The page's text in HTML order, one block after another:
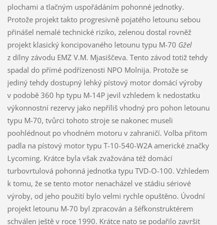
plochami a tlačným uspořádáním pohonné jednotky.
Protože projekt takto progresivně pojatého letounu sebou
přinášel nemalé technické riziko, zelenou dostal rovněž
projekt klasický koncipovaného letounu typu M-70 Gžel
z dílny závodu EMZ V.M. Mjasiščeva. Tento závod totiž tehdy
spadal do přímé podřízenosti NPO Molnija. Protože se
jediný tehdy dostupný lehký pístový motor domácí výroby
v podobě 360 hp typu M-14P jevil vzhledem k nedostatku
výkonnostní rezervy jako nepříliš vhodný pro pohon letounu
typu M-70, tvůrci tohoto stroje se nakonec museli
poohlédnout po vhodném motoru v zahraničí. Volba přitom
padla na pístový motor typu T-10-540-W2A americké značky
Lycoming. Krátce byla však zvažována též domácí
turbovrtulová pohonná jednotka typu TVD-O-100. Vzhledem
k tomu, že se tento motor nenacházel ve stádiu sériové
výroby, od jeho použití bylo velmi rychle opuštěno. Úvodní
projekt letounu M-70 byl zpracován a šéfkonstruktérem
schválen ještě v roce 1990. Krátce nato se podařilo završit